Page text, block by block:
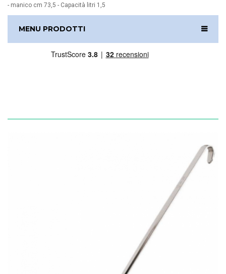
- manico cm 73,5 - Capacità litri 1,5
MENU PRODOTTI